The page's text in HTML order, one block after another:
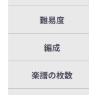
難易度
編成
楽譜の枚数